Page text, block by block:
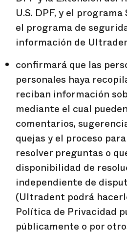
U.S. DPF, y el programa
el programa de
información de
confirmará que las
personales haya
reciban información
mediante el cual
comentarios,
quejas y el proceso
resolver preguntas o
disponibilidad de
independiente de
(Ultradent podrá
Política de Privacidad
públicamente o por